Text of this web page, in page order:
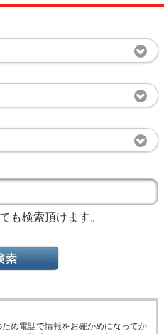
も検索頂けます。
め電話で情報をお確かめになってか